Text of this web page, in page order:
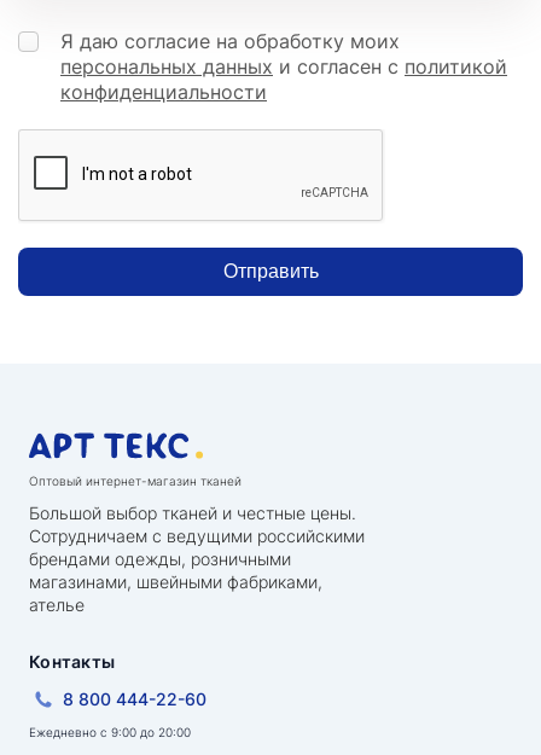
Я даю согласие на обработку моих
персональных данных и согласен с политикой
конфиденциальности
Отправить
Оптовый интернет-магазин тканей
Большой выбор тканей и честные цены.
Сотрудничаем с ведущими российскими
брендами одежды, розничными
магазинами, швейными фабриками,
ателье
Контакты
8 800 444-22-60
Ежедневно с 9:00 до 20:00